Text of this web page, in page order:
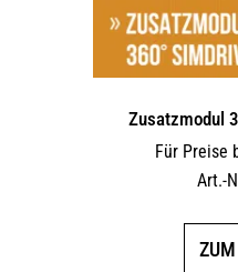
Zusatzmodul
Für Preise
Art.-